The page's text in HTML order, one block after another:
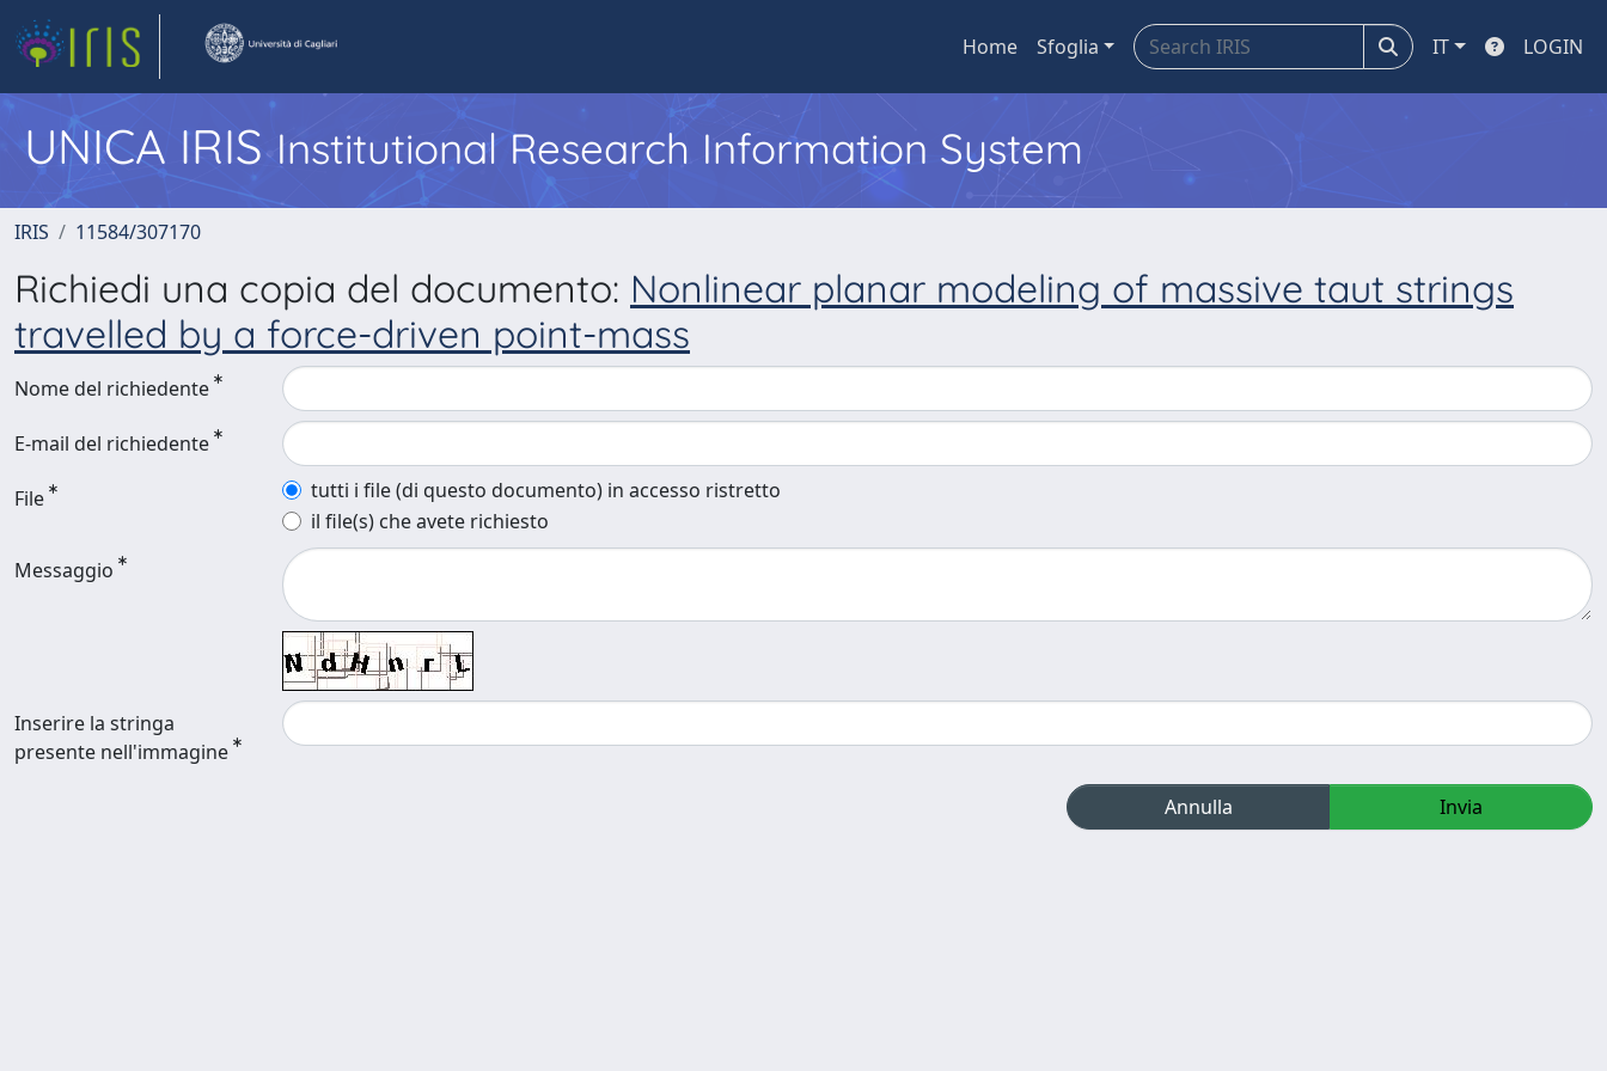
Home Sfoglia IT LOGIN
UNICA IRISInstitutional Research Information System
IRIS 11584/307170
Richiedi una copia del documento: Nonlinear planar modeling of massive taut strings
travelled by a force-driven point-mass
Nome del richiedente
E-mail del richiedente
File
tutti i file (di questo documento) in accesso ristretto
il file(s) che avete richiesto
Messaggio
Inserire la stringa
presente nell'immagine
Annulla Invia